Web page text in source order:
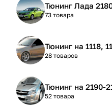
Тюнинг Лада
73 товара
Тюнинг на
28 товаров
Тюнинг на
52 товара